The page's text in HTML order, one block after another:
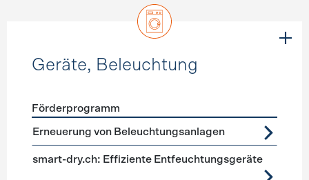
Geräte, Beleuchtung
Förderprogramme Geräte, Beleuchtung
Förderprogramm
Erneuerung von Beleuchtungsanlagen
smart-dry.ch: Effiziente Entfeuchtungsgeräte